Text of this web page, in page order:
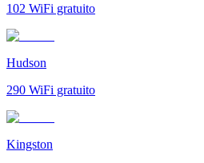
102 WiFi gratuito
Hudson
290 WiFi gratuito
Kingston